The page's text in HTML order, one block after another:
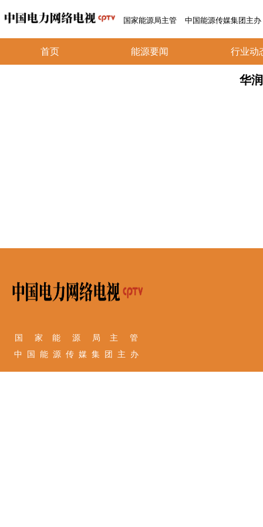
国家能源局主管 中国能源传媒集团主办
首页 能源要闻 行业动
华
国 家 能 源 局 主 管
中 国 能 源 传 媒 集 团 主 办